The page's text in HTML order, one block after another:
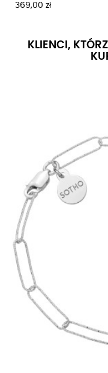
Cena
369,00 zł
KLIENCI,